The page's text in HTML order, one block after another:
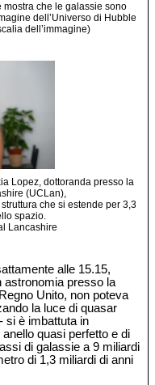
che le galassie sono
dell’Universo di Hubble
dell’immagine)
Lopez, dottoranda presso la
(UCLan),
che si estende per 3,3
spazio.
Lancashire
alle 15.15,
astronomia presso la
Unito, non poteva
la luce di quasar
si è imbattuta in
quasi perfetto e di
di galassie a 9 miliardi
di 1,3 miliardi di anni